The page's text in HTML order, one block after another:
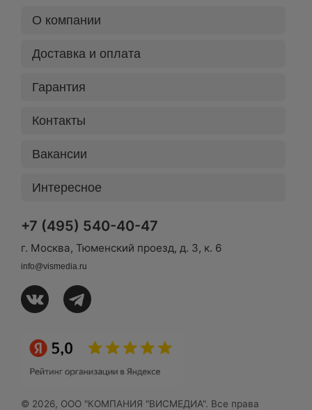
О компании
Доставка и оплата
Гарантия
Контакты
Вакансии
Интересное
+7 (495) 540-40-47
г. Москва, Тюменский проезд, д. 3, к. 6
info@vismedia.ru
© 2026, ООО "КОМПАНИЯ "ВИСМЕДИА". Все права